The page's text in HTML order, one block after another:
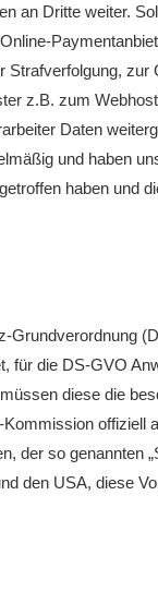
an Dritte weiter.
z.B. zum
Daten
und haben
haben und
für die DS-GVO
diese die
der so
den USA, diese